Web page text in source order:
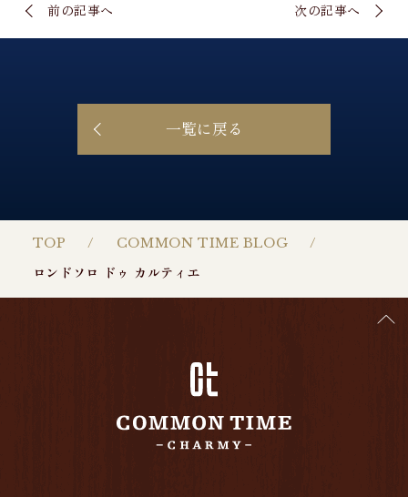
TOP
COMMON TIME BLOG
ロンドソロ ドゥ カルティエ
前の記事へ 次の記事へ
一覧に戻る